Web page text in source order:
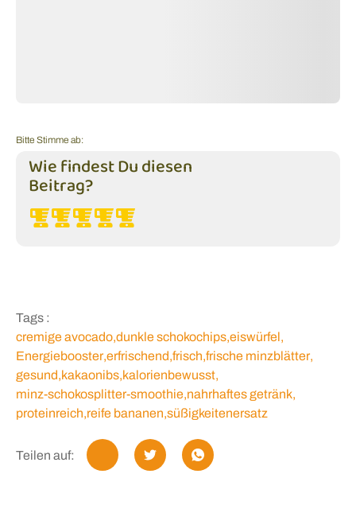
Bitte Stimme ab:
Wie findest Du diesen
Beitrag?
Tags :
cremige avocado,dunkle schokochips,eiswürfel,
Energiebooster,erfrischend,frisch,frische minzblätter,
gesund,kakaonibs,kalorienbewusst,
minz-schokosplitter-smoothie,nahrhaftes getränk,
proteinreich,reife bananen,süßigkeitenersatz
Teilen auf: